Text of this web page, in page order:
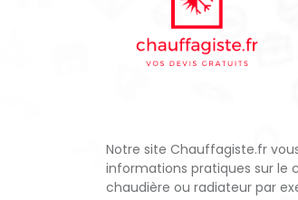
Notre site Chauffagiste.fr
informations pratiques sur
chaudière ou radiateur par